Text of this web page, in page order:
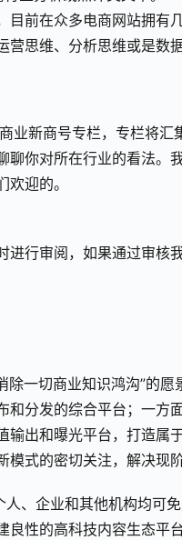
目前在众多电商网站拥
思维、分析思维或是数
业新商号专栏，专栏将
聊你对所在行业的看法。
迎的。
行审阅，如果通过审核
除一切商业知识鸿沟”的
和分发的综合平台；一方
输出和曝光平台，打造属
式的密切关注，解决现
人、企业和其他机构均可
良性的高科技内容生态平